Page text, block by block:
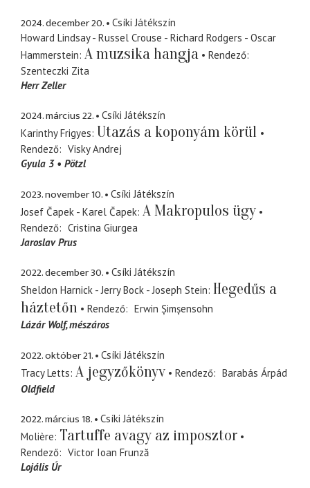
2024. december 20.
Csíki Játékszín
Howard Lindsay - Russel Crouse - Richard Rodgers - Oscar
Hammerstein A muzsika hangja
Rendező
Szenteczki Zita
Herr Zeller
2024. március 22.
Csíki Játékszín
Karinthy Frigyes Utazás a koponyám körül
Rendező
Visky Andrej
Gyula 3
Pötzl
2023. november 10.
Csíki Játékszín
Josef Čapek - Karel Čapek A Makropulos ügy
Rendező
Cristina Giurgea
Jaroslav Prus
2022. december 30.
Csíki Játékszín
Sheldon Harnick - Jerry Bock - Joseph Stein Hegedűs a
háztetőn
Rendező
Erwin Șimșensohn
Lázár Wolf mészáros
2022. október 21.
Csíki Játékszín
Tracy Letts A jegyzőkönyv Rendező
Barabás Árpád
Oldfield
2022. március 18.
Csíki Játékszín
Molière Tartuffe avagy az imposztor
Rendező
Victor Ioan Frunză
Lojális Úr